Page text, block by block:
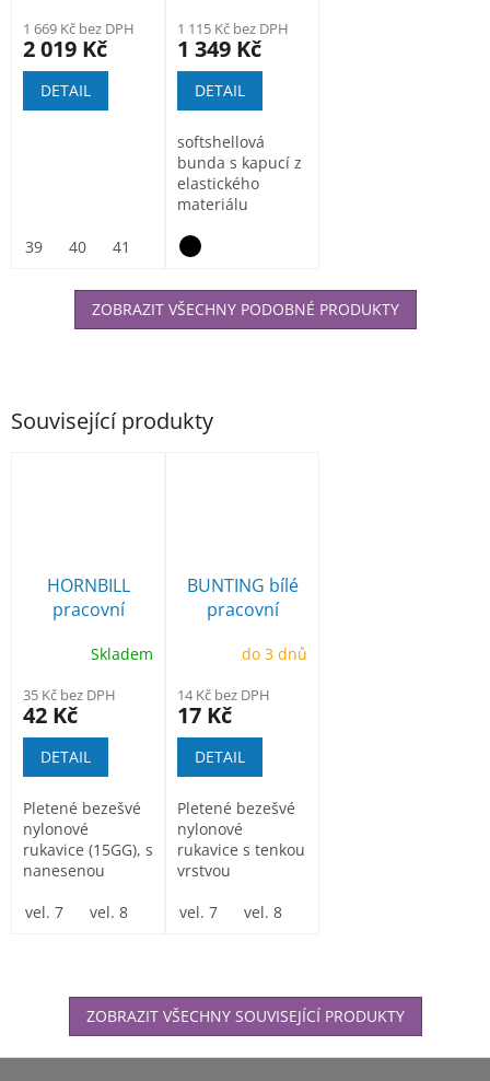
Související produkty
HORNBILL
pracovní
povrstvené
Skladem
35 Kč bez DPH
42 Kč
DETAIL
Pletené bezešvé
nylonové
rukavice (15GG), s
nanesenou
dlani a na...
vel. 7 vel. 8 vel. 9 vel. 10
BUNTING bílé
pracovní
povrstvené
do 3 dnů
14 Kč bez DPH
17 Kč
DETAIL
Pletené bezešvé
nylonové
rukavice s tenkou
vrstvou
dlani a na
vel. 7 vel. 8
ZOBRAZIT VŠECHNY SOUVISEJÍCÍ PRODUKTY
1 669 Kč bez DPH
2 019 Kč
DETAIL
39 40 41 43
1 115 Kč bez DPH
1 349 Kč
DETAIL
softshellová
bunda s kapucí z
elastického
materiálu
vnitřní část...
ZOBRAZIT VŠECHNY PODOBNÉ PRODUKTY
Z